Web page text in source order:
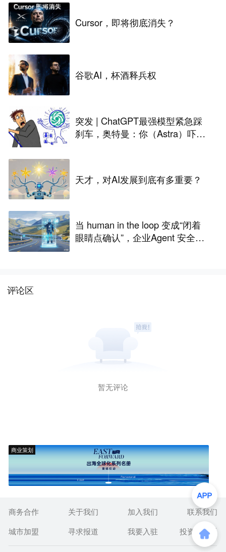
Cursor，即将彻底消失？
谷歌AI，杯酒释兵权
突发 | ChatGPT最强模型紧急踩
刹车，奥特曼：你（Astra）吓到
天才，对AI发展到底有多重要？
当 human in the loop 变成“闭着
眼睛点确认”，企业Agent 安全还
评论区
暂无评论
商业策划
商务合作 关于我们 加入我们
联系我们
城市加盟
寻求报道 我要入驻 投资者关系